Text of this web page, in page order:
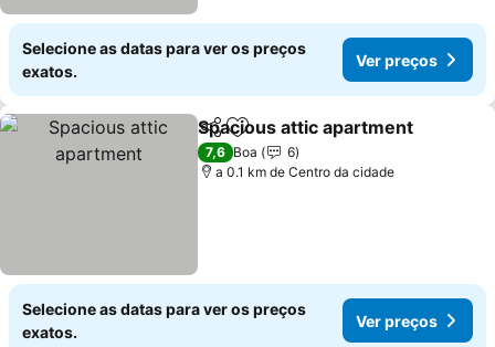
Selecione as datas para ver os preços
exatos.
Ver preços
PartilharAdicionar aos favoritos
Spacious attic apartment
7,6 Boa
6
a 0.1 km de Centro da cidade
Selecione as datas para ver os preços
exatos.
Ver preços